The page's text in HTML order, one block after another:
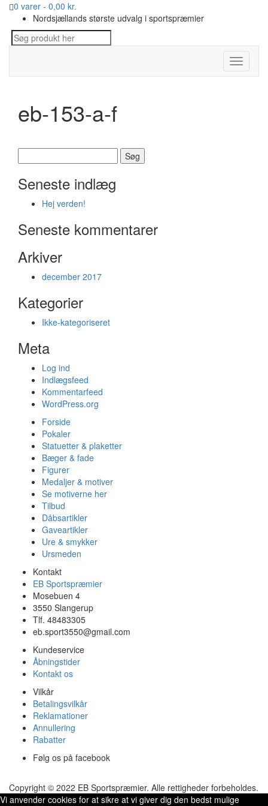
0 varer - 0,00 kr.
Nordsjællands største udvalg i sportspræmier
Toggle
eb-153-a-f
efter:
Seneste indlæg
Hej verden!
Seneste kommentarer
Arkiver
december 2017
Kategorier
Ikke-kategoriseret
Meta
Log ind
Indlægsfeed
Kommentarfeed
WordPress.org
Forside
Pokaler
Statuetter & plaketter
Bæger & fade
Figurer
Medaljer & motiver
Se motiverne her
Tilbud
Dåbsartikler
Gaveartikler
Ure & smykker
Ursmeden
Kontakt
EB Sportspræmier
Mosebuen 4
3550 Slangerup
Tlf. 48483305
eb.sport3550@gmail.com
Kundeservice
Åbningstider
Kontakt os
Vilkår
Betalingsvilkår
Reklamationer
Annullering
Rabatter
Følg os på facebook
Copyright © 2022 EB Sportspræmier. Alle rettigheder forbeholdes.
Vi anvender cookies for at sikre at vi giver dig den bedst mulige